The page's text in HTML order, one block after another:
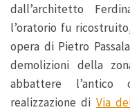
dall’architetto
l’oratorio fu
opera di Pietro
demolizioni della
abbattere
realizzazione di Via